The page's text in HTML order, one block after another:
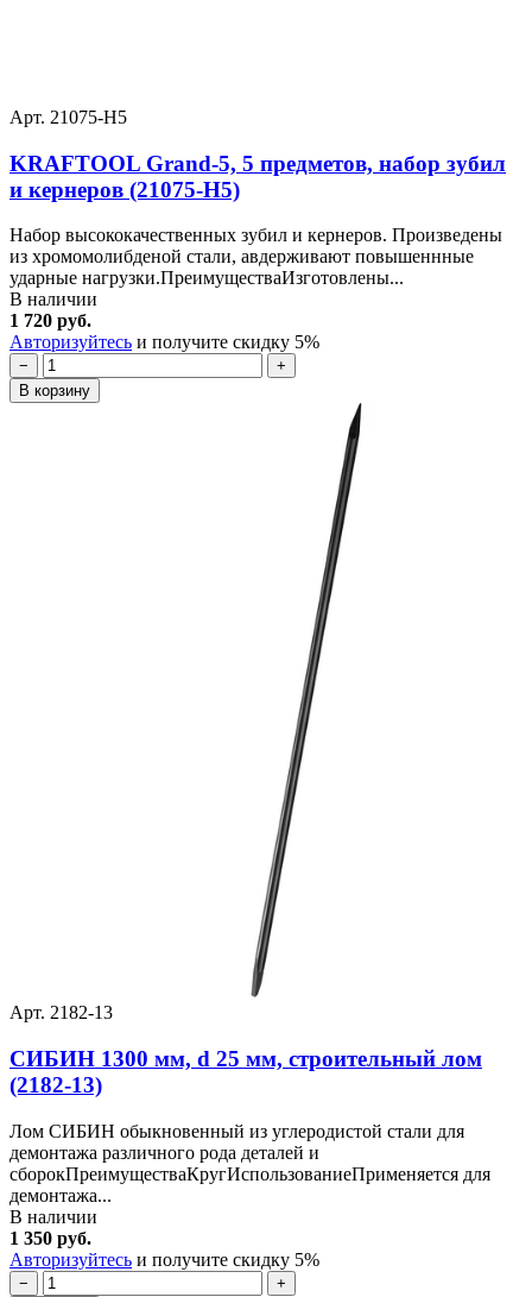
Арт. 21075-H5
KRAFTOOL Grand-5, 5 предметов, набор зубил
и кернеров (21075-H5)
Набор высококачественных зубил и кернеров. Произведены
из хромомолибденой стали, авдерживают повышеннные
ударные нагрузки.ПреимуществаИзготовлены...
В наличии
1 720 руб.
Авторизуйтесь и получите скидку 5%
−
+
В корзину
Арт. 2182-13
СИБИН 1300 мм, d 25 мм, строительный лом
(2182-13)
Лом СИБИН обыкновенный из углеродистой стали для
демонтажа различного рода деталей и
сборокПреимуществаКругИспользованиеПрименяется для
демонтажа...
В наличии
1 350 руб.
Авторизуйтесь и получите скидку 5%
−
+